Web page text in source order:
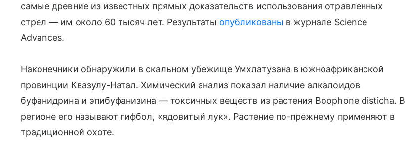
самые древние из известных прямых доказательств использования отравленных
стрел — им около 60 тысяч лет. Результаты опубликованы в журнале Science
Advances.
Наконечники обнаружили в скальном убежище Умхлатузана в южноафриканской
провинции Квазулу-Натал. Химический анализ показал наличие алкалоидов
буфанидрина и эпибуфанизина — токсичных веществ из растения Boophone disticha. В
регионе его называют гифбол, «ядовитый лук». Растение по-прежнему применяют в
традиционной охоте.